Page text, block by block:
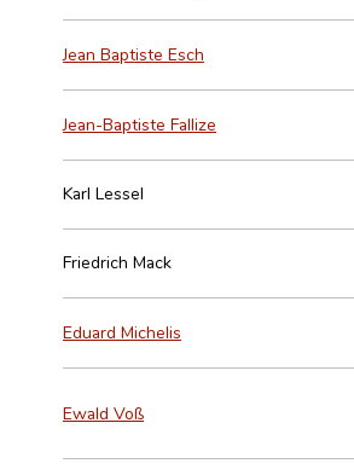
Jean Baptiste Esch
Jean-Baptiste Fallize
Karl Lessel
Friedrich Mack
Eduard Michelis
Ewald Voß